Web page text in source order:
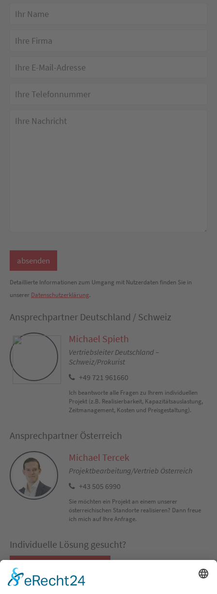
Detaillierte Informationen zum Umgang mit Nutzerdaten finden Sie in
unserer Datenschutzerklärung.
Ansprechpartner Deutschland / Schweiz
Michael Spieth
Vertriebsleiter Deutschland –
Schweiz/Prokurist
+49 721 961660
Ich beantworte alle Fragen zu Ihrem individuellen
Projekt (z.B. Realisierbarkeit, Kapazitätsauslastung,
Zeitmanagement, Kosten und Preisgestaltung).
Ansprechpartner Österreich
Michael Tercek
Projektbearbeitung/Vertrieb Österreich
+43 505 6990
Sie möchten ein Projekt an einem unserer
österreichischen Standorte realisieren? Dann freue
ich mich auf Ihre Anfrage.
Individuelle Lösung gesucht?
Co-Packing Konfigurator